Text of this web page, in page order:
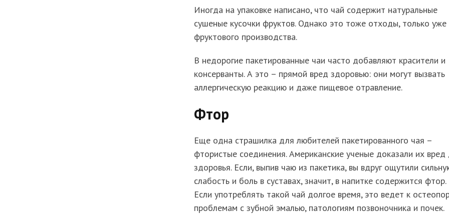
Иногда на упаковке написано, что чай содержит натуральные
сушеные кусочки фруктов. Однако это тоже отходы, только уже
фруктового производства.
В недорогие пакетированные чаи часто добавляют красители и
консерванты. А это – прямой вред здоровью: они могут вызвать
аллергическую реакцию и даже пищевое отравление.
Фтор
Еще одна страшилка для любителей пакетированного чая –
фтористые соединения. Американские ученые доказали их вред
здоровья. Если, выпив чаю из пакетика, вы вдруг ощутили
слабость и боль в суставах, значит, в напитке содержится фтор.
Если употреблять такой чай долгое время, это ведет к
проблемам с зубной эмалью, патологиям позвоночника и почек.